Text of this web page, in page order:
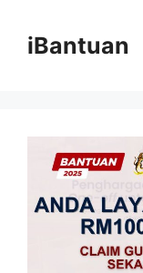
contentiBantuan